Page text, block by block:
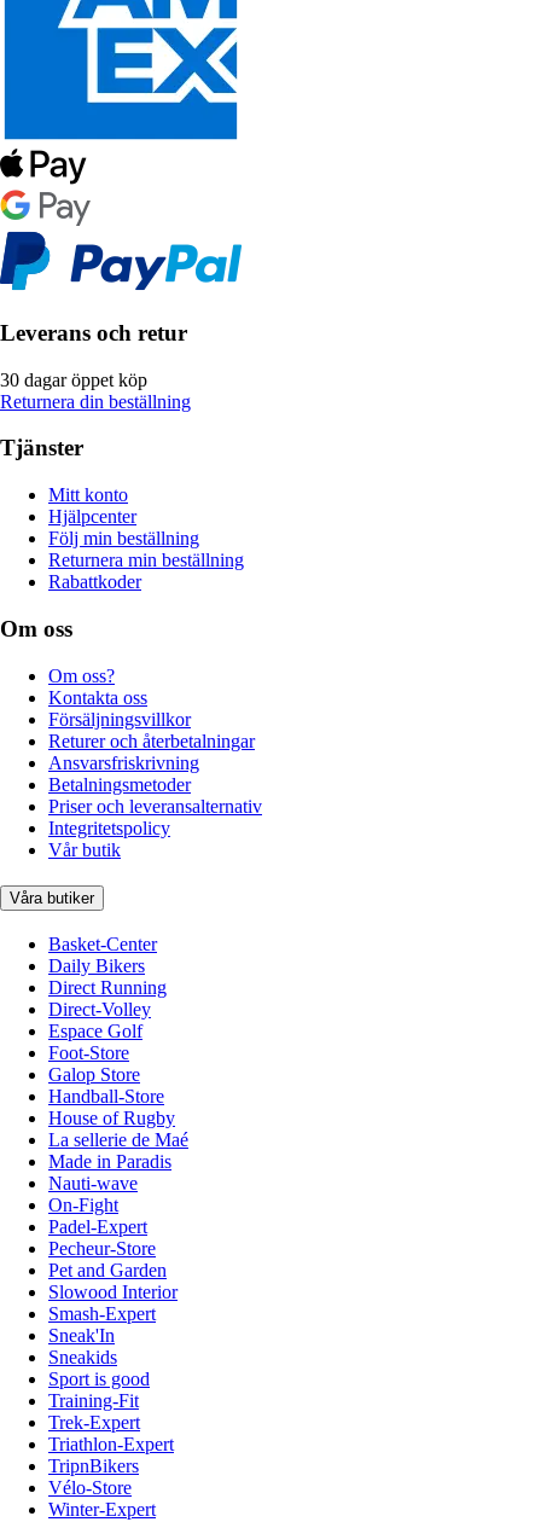
Leverans och retur
30 dagar öppet köp
Returnera din beställning
Tjänster
Mitt konto
Hjälpcenter
Följ min beställning
Returnera min beställning
Rabattkoder
Om oss
Om oss?
Kontakta oss
Försäljningsvillkor
Returer och återbetalningar
Ansvarsfriskrivning
Betalningsmetoder
Priser och leveransalternativ
Integritetspolicy
Vår butik
Våra butiker
Basket-Center
Daily Bikers
Direct Running
Direct-Volley
Espace Golf
Foot-Store
Galop Store
Handball-Store
House of Rugby
La sellerie de Maé
Made in Paradis
Nauti-wave
On-Fight
Padel-Expert
Pecheur-Store
Pet and Garden
Slowood Interior
Smash-Expert
Sneak'In
Sneakids
Sport is good
Training-Fit
Trek-Expert
Triathlon-Expert
TripnBikers
Vélo-Store
Winter-Expert